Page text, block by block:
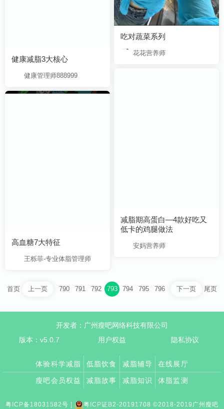
吃对蔬菜系列
花花营养师
健康减脂3大核心
健康管理师888999
低卡的鸡腿做法
安妈营养师
高血糖7大特征
王栎菲-专业体脂管理师
首页 上一页 790 791 792 793 794 795 796 下一页 尾页
开发者：广州瘦吧网络科技有限公司
版本：v5.0.7
用户权益 隐私协议
体验科学减脂 低脂饮食 减脂辅导 在线展厅
瘦吧会员权益 减脂故事 减脂知识 体脂监测
粤ICP备18031582号 粤ICP证B2-20191708